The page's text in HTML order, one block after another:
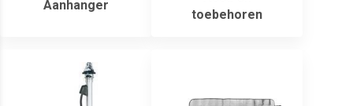
Aanhanger
toebehoren